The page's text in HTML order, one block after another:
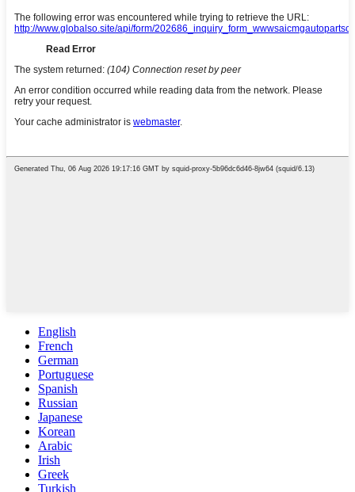
English
French
German
Portuguese
Spanish
Russian
Japanese
Korean
Arabic
Irish
Greek
Turkish